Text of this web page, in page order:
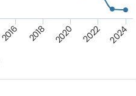
2016 2018 2020 2022 2024